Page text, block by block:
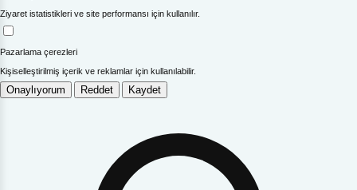
Ziyaret istatistikleri ve site performansı için kullanılır.
Pazarlama çerezleri
Kişiselleştirilmiş içerik ve reklamlar için kullanılabilir.
Onaylıyorum Reddet Kaydet